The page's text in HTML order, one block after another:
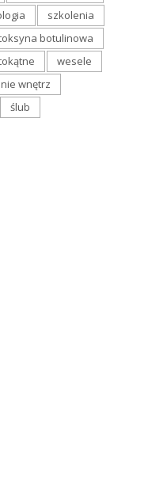
szkolenia
botulinowa
wesele
wnętrz
ślub